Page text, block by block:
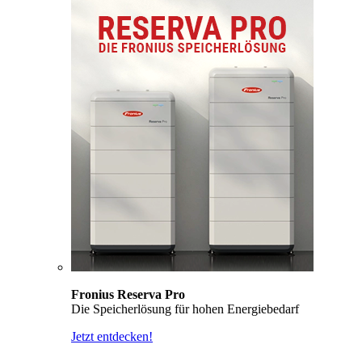
Fronius Reserva Pro
Die Speicherlösung für hohen Energiebedarf
Jetzt entdecken!